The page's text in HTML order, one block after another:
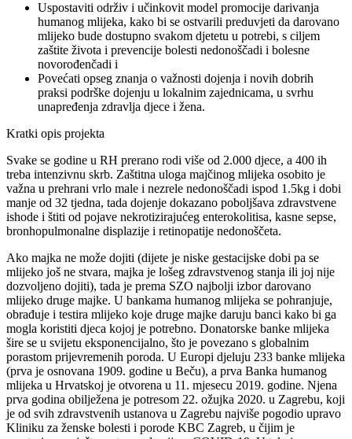
Uspostaviti održiv i učinkovit model promocije darivanja
humanog mlijeka, kako bi se ostvarili preduvjeti da darovano
mlijeko bude dostupno svakom djetetu u potrebi, s ciljem
zaštite života i prevencije bolesti nedonoščadi i bolesne
novorođenčadi i
Povećati opseg znanja o važnosti dojenja i novih dobrih
praksi podrške dojenju u lokalnim zajednicama, u svrhu
unapređenja zdravlja djece i žena.
Kratki opis projekta
Svake se godine u RH prerano rodi više od 2.000 djece, a 400 ih
treba intenzivnu skrb. Zaštitna uloga majčinog mlijeka osobito je
važna u prehrani vrlo male i nezrele nedonoščadi ispod 1.5kg i dobi
manje od 32 tjedna, tada dojenje dokazano poboljšava zdravstvene
ishode i štiti od pojave nekrotizirajućeg enterokolitisa, kasne sepse,
bronhopulmonalne displazije i retinopatije nedonoščeta.
Ako majka ne može dojiti (dijete je niske gestacijske dobi pa se
mlijeko još ne stvara, majka je lošeg zdravstvenog stanja ili joj nije
dozvoljeno dojiti), tada je prema SZO najbolji izbor darovano
mlijeko druge majke. U bankama humanog mlijeka se pohranjuje,
obrađuje i testira mlijeko koje druge majke daruju banci kako bi ga
mogla koristiti djeca kojoj je potrebno. Donatorske banke mlijeka
šire se u svijetu eksponencijalno, što je povezano s globalnim
porastom prijevremenih poroda. U Europi djeluju 233 banke mlijeka
(prva je osnovana 1909. godine u Beču), a prva Banka humanog
mlijeka u Hrvatskoj je otvorena u 11. mjesecu 2019. godine. Njena
prva godina obilježena je potresom 22. ožujka 2020. u Zagrebu, koji
je od svih zdravstvenih ustanova u Zagrebu najviše pogodio upravo
Kliniku za ženske bolesti i porode KBC Zagreb, u čijim je